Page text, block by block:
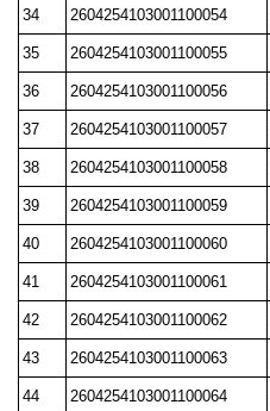
34 2604254103001100054
35 2604254103001100055
36 2604254103001100056
37 2604254103001100057
38 2604254103001100058
39 2604254103001100059
40 2604254103001100060
41 2604254103001100061
42 2604254103001100062
43 2604254103001100063
44 2604254103001100064